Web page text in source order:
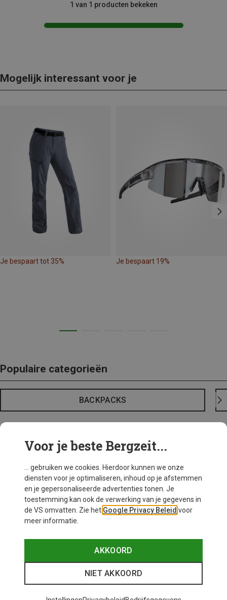
1 van 1 producten bekeken
Mogelijk interessant voor je
Je bespaart tot 35% Je bespaart 19%
Populaire categorieën
BACKPACKS
Voor je beste Bergzeit...
... gebruiken we cookies. Hierdoor kunnen we onze
diensten voor je optimaliseren, inhoud op je afstemmen
en je gepersonaliseerde advertenties tonen. Je
toestemming kan ook de verwerking van je gegevens in
de VS omvatten. Zie het Google Privacy Beleid voor
meer informatie.
AKKOORD
NIET AKKOORD